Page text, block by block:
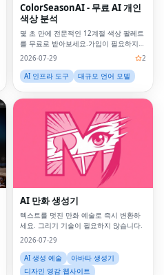
ColorSeasonAI - 무료 AI 개인
색상 분석
몇 초 만에 전문적인 12계절 색상 팔레트
를 무료로 받아보세요.가입이 필요하지
않습니다!
2026-07-29
2
AI 인프라 도구
대규모 언어 모델
AI 만화 생성기
텍스트를 멋진 만화 예술로 즉시 변환하
세요. 그리기 기술이 필요하지 않습니다.
2026-07-29
AI 생성 예술
아바타 생성기
디자인 영감 웹사이트